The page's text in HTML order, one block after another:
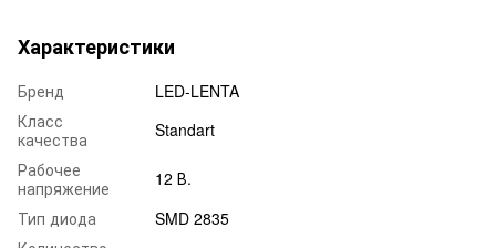
Характеристики
Бренд
LED-LENTA
Класс
качества
Standart
Рабочее
напряжение
12 В.
Тип диода
SMD 2835